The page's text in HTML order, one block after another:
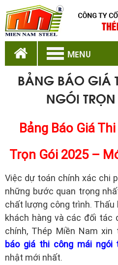
MENU
BẢNG BÁO GIÁ
NGÓI
Bảng Báo Giá
Trọn Gói 2025 –
Việc dự toán chính xác chi
những bước quan trọng
chất lượng công trình. Thấu
khách hàng và các đối tác
chính, Thép Miền Nam
báo giá thi công mái ngói
nhật mới nhất.